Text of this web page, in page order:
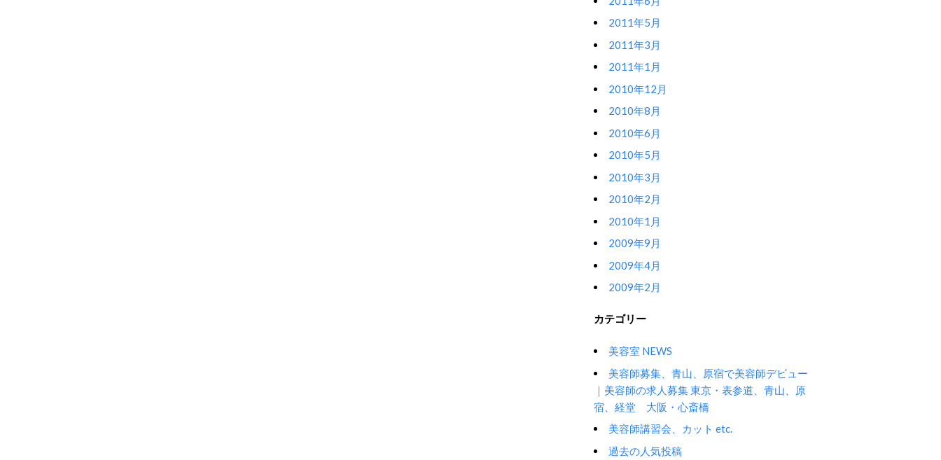
2011年5月
2011年3月
2011年1月
2010年12月
2010年8月
2010年6月
2010年5月
2010年3月
2010年2月
2010年1月
2009年9月
2009年4月
2009年2月
カテゴリー
美容室 NEWS
美容師募集、青山、原宿で美容師デビュー
｜美容師の求人募集 東京・表参道、青山、原
宿、経堂 大阪・心斎橋
美容師講習会、カット etc.
過去の人気投稿